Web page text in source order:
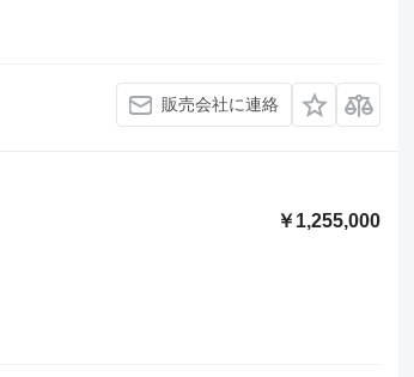
販売会社に連絡
￥1,255,000